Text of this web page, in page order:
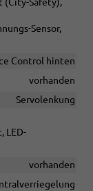
(City-Safety),
Sensor,
Control hinten
vorhanden
Servolenkung
LED-
vorhanden